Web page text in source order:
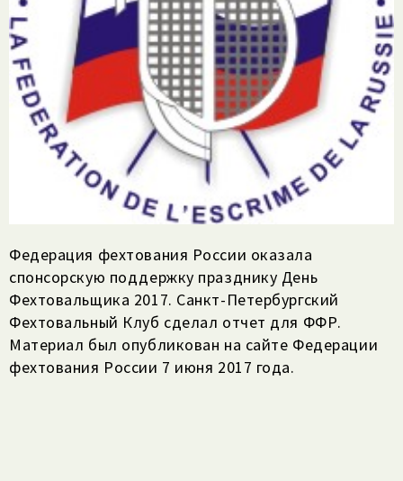
Федерация фехтования России оказала
спонсорскую поддержку празднику День
Фехтовальщика 2017. Санкт-Петербургский
Фехтовальный Клуб сделал отчет для ФФР.
Материал был опубликован на сайте Федерации
фехтования России 7 июня 2017 года.